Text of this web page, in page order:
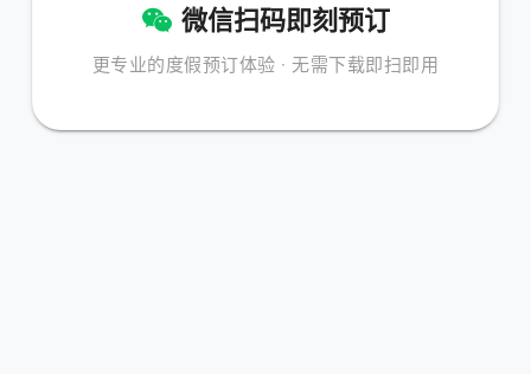
微信扫码即刻预订
更专业的度假预订体验 · 无需下载即扫即用